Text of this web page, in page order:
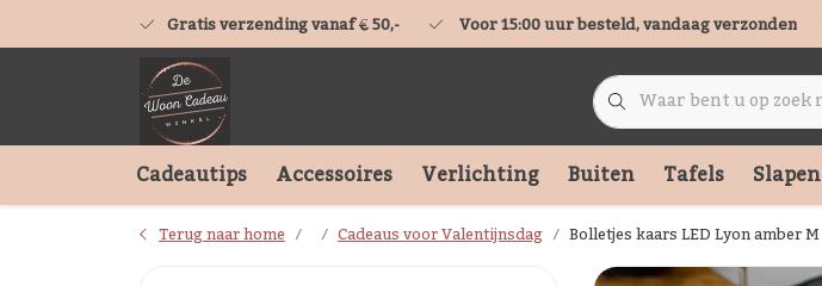
Gratis verzending vanaf € 50,- Voor 15:00 uur besteld, vandaag verzonden
Cadeautips Accessoires Verlichting Buiten Tafels Slapen
Terug naar home Cadeaus voor Valentijnsdag Bolletjes kaars LED Lyon amber M